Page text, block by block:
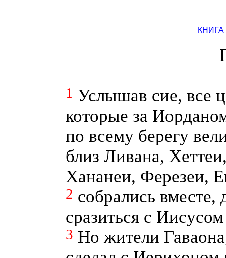
1 Услышав сие, все
которые за
по всему берегу
близ Ливана,
Хананеи, Ферезеи,
2 собрались
сразиться с
3 Но жители